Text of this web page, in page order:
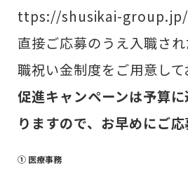
ttps://shusikai-
直接ご応募のうえ入職さ
職祝い金制度をご用意して
促進キャンペーンは予算
りますので、お早めにご応
① 医療事務